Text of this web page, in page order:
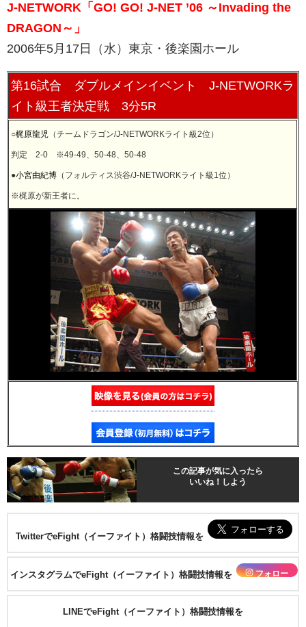
J-NETWORK「GO! GO! J-NET ’06 ～Invading the
DRAGON～」
2006年5月17日（水）東京・後楽園ホール
第16試合 ダブルメインイベント J-NETWORKラ
イト級王者決定戦 3分5R
○梶原龍児 （チームドラゴン/J-NETWORKライト級2位）
判定 2-0 ※49-49、50-48、50-48
●小宮由紀博 （フォルティス渋谷/J-NETWORKライト級1位）
※梶原が新王者に。
この記事が気に入ったら
いいね！しよう
TwitterでeFight（イーファイト）格闘技情報を
インスタグラムでeFight（イーファイト）格闘技情報を フォロー
LINEでeFight（イーファイト）格闘技情報を